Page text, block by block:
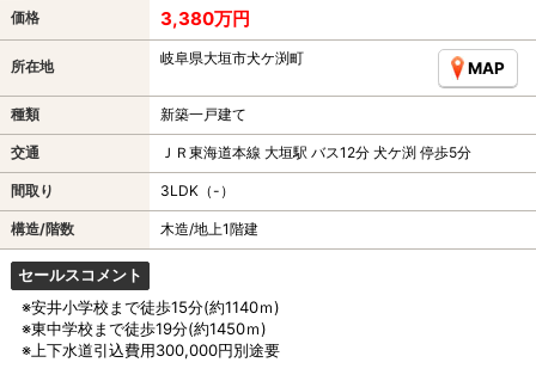
価格 3,380万円
所在地 岐阜県大垣市犬ケ渕町
MAP
種類 新築一戸建て
交通 ＪＲ東海道本線 大垣駅 バス12分 犬ケ渕 停歩5分
間取り 3LDK（-）
構造/階数 木造/地上1階建
セールスコメント
※安井小学校まで徒歩15分(約1140ｍ)
※東中学校まで徒歩19分(約1450ｍ)
※上下水道引込費用300,000円別途要